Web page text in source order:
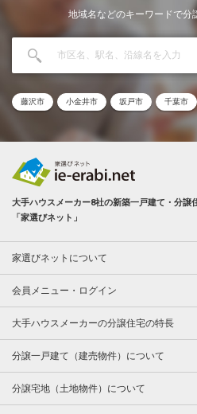
地域名などのキーワードで分
藤沢市 小金井市 坂戸市 千葉市
大手ハウスメーカー8社の新築一戸建て・分譲
「家選びネット」
家選びネットについて
会員メニュー・ログイン
大手ハウスメーカーの分譲住宅の特長
分譲一戸建て（建売物件）について
分譲宅地（土地物件）について